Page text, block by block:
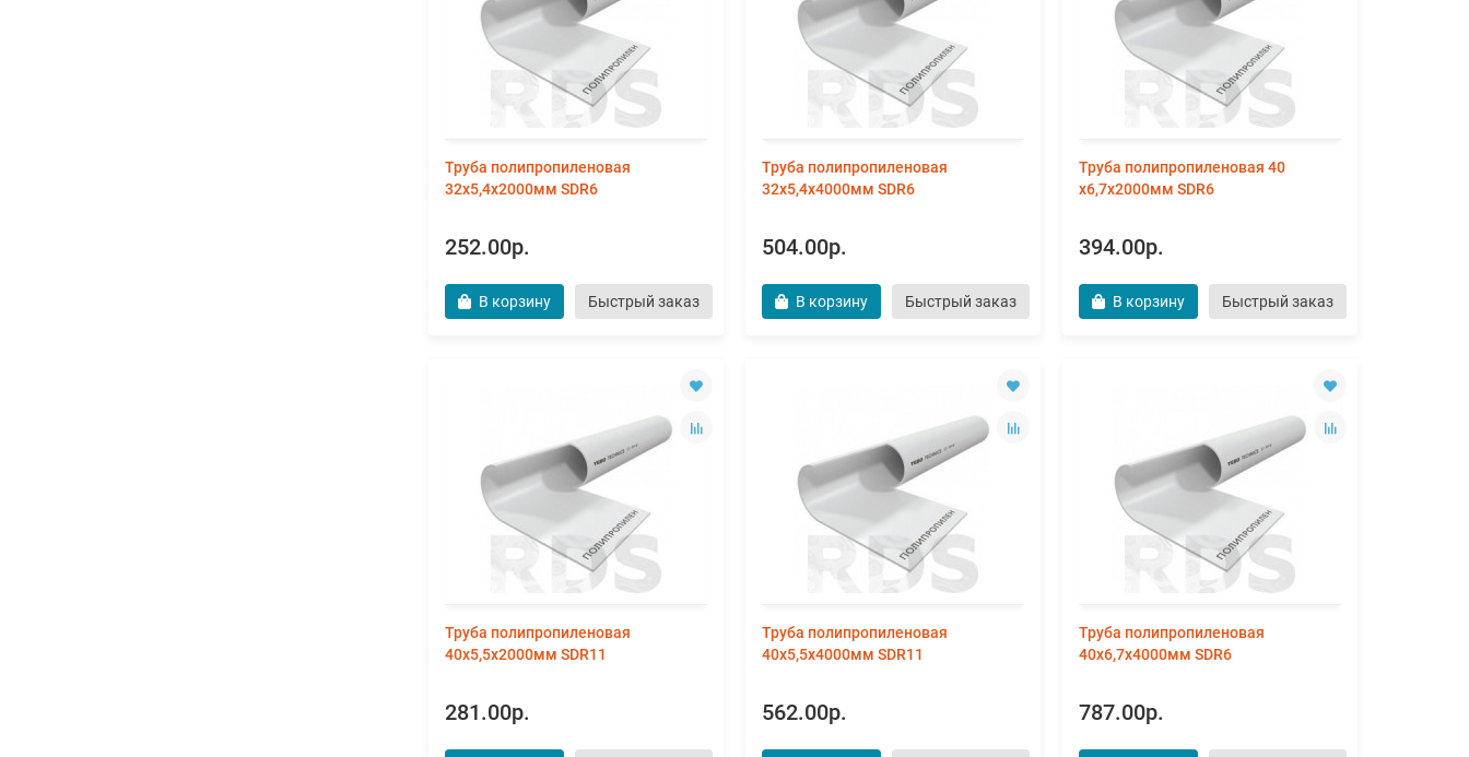
Труба полипропиленовая
32х5,4х2000мм SDR6
252.00р.
В корзину Быстрый заказ
Труба полипропиленовая
32х5,4х4000мм SDR6
504.00р.
В корзину Быстрый заказ
Труба полипропиленовая 40
х6,7х2000мм SDR6
394.00р.
В корзину Быстрый заказ
Труба полипропиленовая
40х5,5х2000мм SDR11
281.00р.
Труба полипропиленовая
40х5,5х4000мм SDR11
562.00р.
Труба полипропиленовая
40х6,7х4000мм SDR6
787.00р.